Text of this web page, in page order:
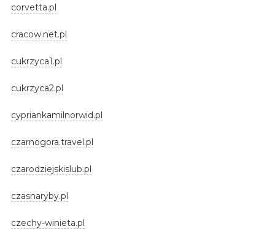
corvetta.pl
cracow.net.pl
cukrzyca1.pl
cukrzyca2.pl
cypriankamilnorwid.pl
czarnogora.travel.pl
czarodziejskislub.pl
czasnaryby.pl
czechy-winieta.pl